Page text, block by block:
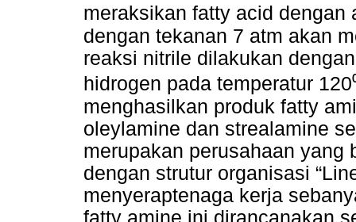
meraksikan fatty acid dengan
dengan tekanan 7 atm akan
reaksi nitrile dilakukan
hidrogen pada temperatur
menghasilkan produk fatty
oleylamine dan strealamine
merupakan perusahaan yang
dengan strutur organisasi
menyeraptenaga kerja
fatty amine ini dirancanakan